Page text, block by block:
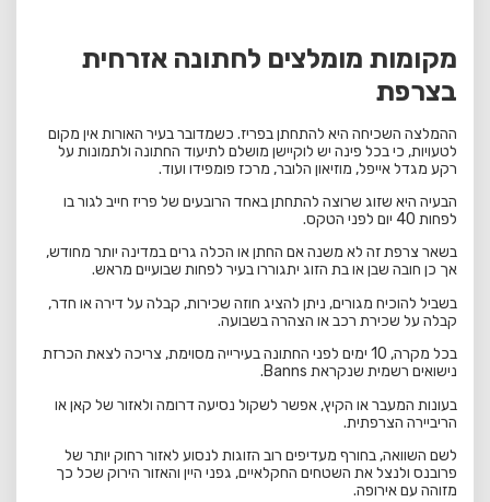
מקומות מומלצים לחתונה אזרחית
בצרפת
ההמלצה השכיחה היא להתחתן בפריז. כשמדובר בעיר האורות אין מקום
לטעויות, כי בכל פינה יש לוקיישן מושלם לתיעוד החתונה ולתמונות על
רקע מגדל אייפל, מוזיאון הלובר, מרכז פומפידו ועוד.
הבעיה היא שזוג שרוצה להתחתן באחד הרובעים של פריז חייב לגור בו
לפחות 40 יום לפני הטקס
.
בשאר צרפת זה לא משנה אם החתן או הכלה גרים במדינה יותר מחודש,
אך כן חובה שבן או בת הזוג יתגוררו בעיר לפחות שבועיים מראש.
בשביל להוכיח מגורים, ניתן להציג חוזה שכירות, קבלה על דירה או חדר,
קבלה על שכירת רכב או הצהרה בשבועה.
בכל מקרה, 10 ימים לפני החתונה בעירייה מסוימת, צריכה לצאת הכרזת
נישואים רשמית שנקראת Banns.
בעונות המעבר או הקיץ, אפשר לשקול נסיעה דרומה ולאזור של קאן או
הריביירה הצרפתית.
לשם השוואה, בחורף מעדיפים רוב הזוגות לנסוע לאזור רחוק יותר של
פרובנס ולנצל את השטחים החקלאיים, גפני היין והאזור הירוק שכל כך
מזוהה עם אירופה.